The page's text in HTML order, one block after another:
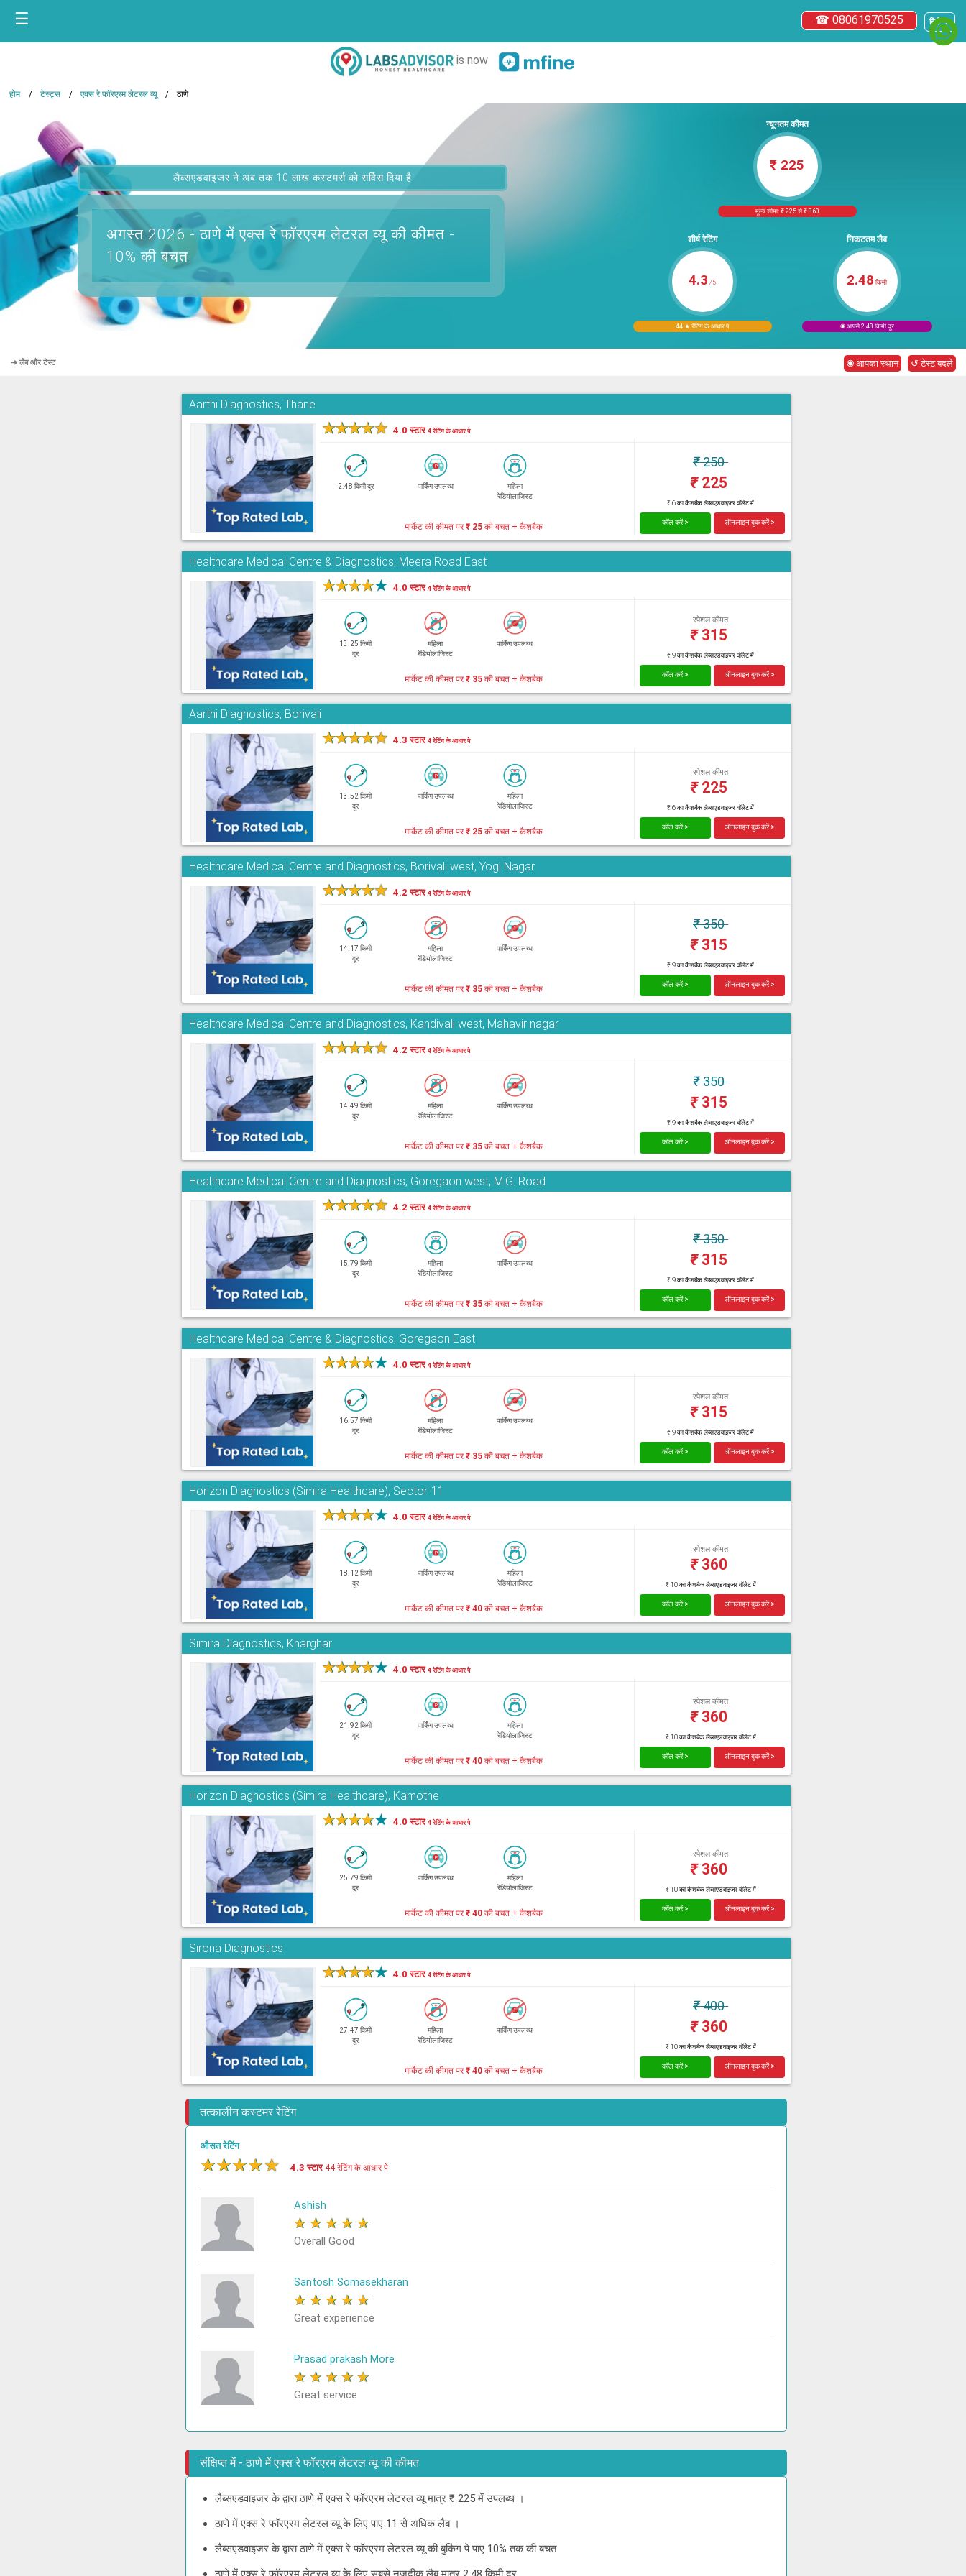
हिंदी ▼
☎ 08061970525
☰
is now
होम टेस्ट्स एक्स रे फॉरएरम लेटरल व्यू ठाणे
लैब्सएडवाइजर ने अब तक 10 लाख कस्टमर्स को सर्विस दिया है
अगस्त 2026 -ठाणे में एक्स रे फॉरएरम लेटरल व्यू की कीमत -
10% की बचत
न्यूनतम कीमत
₹ 225
मूल्य सीमा: ₹ 225 से ₹ 360
शीर्ष रेटिंग
4.3 /5
44 ★ रेटिंग के आधार पे
निकटतम लैब
2.48 किमी
◉ आपसे 2.48 किमी दूर
➜ लैब और टेस्ट ◉ आपका स्थान ↺ टेस्ट बदले
Aarthi Diagnostics, Thane
★★★★★ 4.0 स्टार4 रेटिंग के आधार पे
2.48 किमी दूर पार्किंग उपलब्ध
महिला
रेडियोलाजिस्ट
₹250
₹225
₹ 6 का कैशबैक लैब्सएडवाइजर वॉलेट में
मार्केट की कीमत पर₹ 25की बचत + कैशबैक कॉल करें > ऑनलाइन बुक करें >
Healthcare Medical Centre & Diagnostics, Meera Road East
★★★★★ 4.0 स्टार4 रेटिंग के आधार पे
13.25 किमी
दूर
महिला
रेडियोलाजिस्ट
पार्किंग उपलब्ध
स्पेशल कीमत
₹315
₹ 9 का कैशबैक लैब्सएडवाइजर वॉलेट में
मार्केट की कीमत पर₹ 35की बचत + कैशबैक कॉल करें > ऑनलाइन बुक करें >
Aarthi Diagnostics, Borivali
★★★★★ 4.3 स्टार4 रेटिंग के आधार पे
13.52 किमी
दूर
पार्किंग उपलब्ध
महिला
रेडियोलाजिस्ट
स्पेशल कीमत
₹225
₹ 6 का कैशबैक लैब्सएडवाइजर वॉलेट में
मार्केट की कीमत पर₹ 25की बचत + कैशबैक कॉल करें > ऑनलाइन बुक करें >
Healthcare Medical Centre and Diagnostics, Borivali west, Yogi Nagar
★★★★★ 4.2 स्टार4 रेटिंग के आधार पे
14.17 किमी
दूर
महिला
रेडियोलाजिस्ट
पार्किंग उपलब्ध
₹350
₹315
₹ 9 का कैशबैक लैब्सएडवाइजर वॉलेट में
मार्केट की कीमत पर₹ 35की बचत + कैशबैक कॉल करें > ऑनलाइन बुक करें >
Healthcare Medical Centre and Diagnostics, Kandivali west, Mahavir nagar
★★★★★ 4.2 स्टार4 रेटिंग के आधार पे
14.49 किमी
दूर
महिला
रेडियोलाजिस्ट
पार्किंग उपलब्ध
₹350
₹315
₹ 9 का कैशबैक लैब्सएडवाइजर वॉलेट में
मार्केट की कीमत पर₹ 35की बचत + कैशबैक कॉल करें > ऑनलाइन बुक करें >
Healthcare Medical Centre and Diagnostics, Goregaon west, M.G. Road
★★★★★ 4.2 स्टार4 रेटिंग के आधार पे
15.79 किमी
दूर
महिला
रेडियोलाजिस्ट
पार्किंग उपलब्ध
₹350
₹315
₹ 9 का कैशबैक लैब्सएडवाइजर वॉलेट में
मार्केट की कीमत पर₹ 35की बचत + कैशबैक कॉल करें > ऑनलाइन बुक करें >
Healthcare Medical Centre & Diagnostics, Goregaon East
★★★★★ 4.0 स्टार4 रेटिंग के आधार पे
16.57 किमी
दूर
महिला
रेडियोलाजिस्ट
पार्किंग उपलब्ध
स्पेशल कीमत
₹315
₹ 9 का कैशबैक लैब्सएडवाइजर वॉलेट में
मार्केट की कीमत पर₹ 35की बचत + कैशबैक कॉल करें > ऑनलाइन बुक करें >
Horizon Diagnostics (Simira Healthcare), Sector-11
★★★★★ 4.0 स्टार4 रेटिंग के आधार पे
18.12 किमी
दूर
पार्किंग उपलब्ध
महिला
रेडियोलाजिस्ट
स्पेशल कीमत
₹360
₹ 10 का कैशबैक लैब्सएडवाइजर वॉलेट में
मार्केट की कीमत पर₹ 40की बचत + कैशबैक कॉल करें > ऑनलाइन बुक करें >
Simira Diagnostics, Kharghar
★★★★★ 4.0 स्टार4 रेटिंग के आधार पे
21.92 किमी
दूर
पार्किंग उपलब्ध
महिला
रेडियोलाजिस्ट
स्पेशल कीमत
₹360
₹ 10 का कैशबैक लैब्सएडवाइजर वॉलेट में
मार्केट की कीमत पर₹ 40की बचत + कैशबैक कॉल करें > ऑनलाइन बुक करें >
Horizon Diagnostics (Simira Healthcare), Kamothe
★★★★★ 4.0 स्टार4 रेटिंग के आधार पे
25.79 किमी
दूर
पार्किंग उपलब्ध
महिला
रेडियोलाजिस्ट
स्पेशल कीमत
₹360
₹ 10 का कैशबैक लैब्सएडवाइजर वॉलेट में
मार्केट की कीमत पर₹ 40की बचत + कैशबैक कॉल करें > ऑनलाइन बुक करें >
Sirona Diagnostics
★★★★★ 4.0 स्टार4 रेटिंग के आधार पे
27.47 किमी
दूर
महिला
रेडियोलाजिस्ट
पार्किंग उपलब्ध
₹400
₹360
₹ 10 का कैशबैक लैब्सएडवाइजर वॉलेट में
मार्केट की कीमत पर₹ 40की बचत + कैशबैक कॉल करें > ऑनलाइन बुक करें >
तत्कालीन कस्टमर रेटिंग
औसत रेटिंग
★★★★★ 4.3 स्टार 44 रेटिंग के आधार पे
Ashish
★ ★ ★ ★ ★
Overall Good
Santosh Somasekharan
★ ★ ★ ★ ★
Great experience
Prasad prakash More
★ ★ ★ ★ ★
Great service
संक्षिप्त में - ठाणे में एक्स रे फॉरएरम लेटरल व्यू की कीमत
लैब्सएडवाइजर के द्वारा ठाणे में एक्स रे फॉरएरम लेटरल व्यू मात्र ₹ 225 में उपलब्ध ।
ठाणे में एक्स रे फॉरएरम लेटरल व्यू के लिए पाए 11 से अधिक लैब ।
लैब्सएडवाइजर के द्वारा ठाणे में एक्स रे फॉरएरम लेटरल व्यू की बुकिंग पे पाए 10% तक की बचत